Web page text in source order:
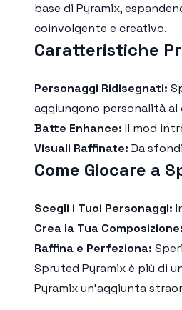
base di Pyramix,
coinvolgente e creativo.
Caratteristiche
Personaggi Ridisegnati:
aggiungono personalità al
Batte Enhance: Il mod
Visuali Raffinate: Da
Come Giocare a
Scegli i Tuoi Personaggi:
Crea la Tua Composizione:
Raffina e Perfeziona:
Spruted Pyramix è più di
Pyramix un'aggiunta